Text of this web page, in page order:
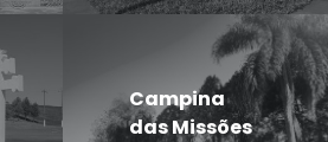
Campina
das Missões